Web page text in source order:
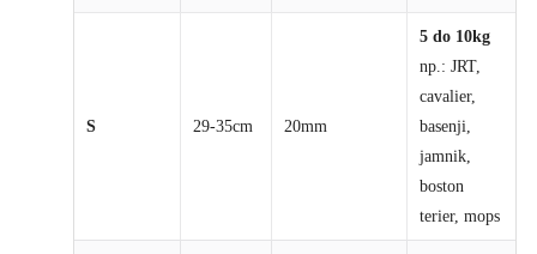
S 29-35cm 20mm
5 do 10kg
np.: JRT,
cavalier,
basenji,
jamnik,
boston
terier, mops